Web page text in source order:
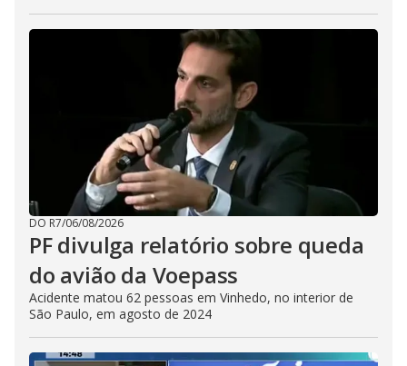
DO R7/06/08/2026
PF divulga relatório sobre queda
do avião da Voepass
Acidente matou 62 pessoas em Vinhedo, no interior de
São Paulo, em agosto de 2024